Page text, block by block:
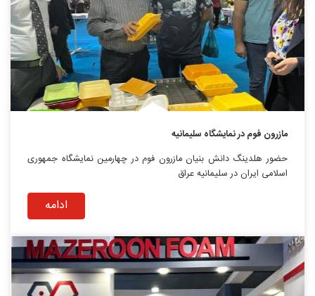
مازرون فوم در نمایشگاه سلیمانیه
حضور هلدینگ دانش بنیان مازرون فوم در چهارمین نمایشگاه جمهوری
اسلامی ایران در سلیمانیه عراق
ادامه